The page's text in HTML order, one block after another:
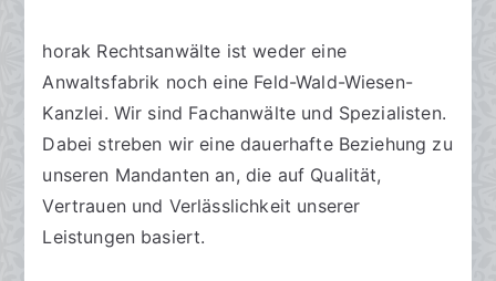
horak Rechtsanwälte ist weder eine
Anwaltsfabrik noch eine Feld-Wald-Wiesen-
Kanzlei. Wir sind Fachanwälte und Spezialisten.
Dabei streben wir eine dauerhafte Beziehung zu
unseren Mandanten an, die auf Qualität,
Vertrauen und Verlässlichkeit unserer
Leistungen basiert.